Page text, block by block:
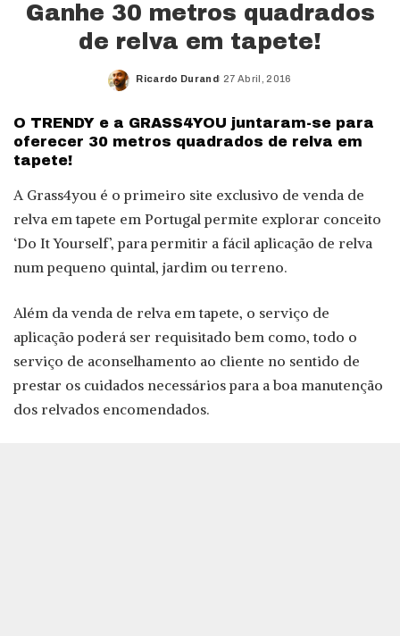
Ganhe 30 metros quadrados
de relva em tapete!
Posted
Ricardo Durand 27 Abril, 2016
O TRENDY e a GRASS4YOU juntaram-se para
oferecer 30 metros quadrados de relva em
tapete!
A Grass4you é o primeiro site exclusivo de venda de
relva em tapete em Portugal permite explorar conceito
‘Do It Yourself’, para permitir a fácil aplicação de relva
num pequeno quintal, jardim ou terreno.
Além da venda de relva em tapete, o serviço de
aplicação poderá ser requisitado bem como, todo o
serviço de aconselhamento ao cliente no sentido de
prestar os cuidados necessários para a boa manutenção
dos relvados encomendados.